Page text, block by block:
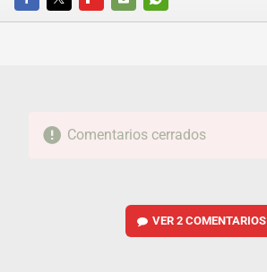
FACEBOOKTWITTERFLIPBOARD
E-
WHATSAPP
Comentarios cerrados
VER2 COMENTARIOS